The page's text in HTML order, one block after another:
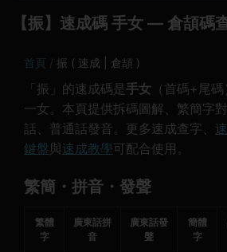
【振】速成碼 手女 — 倉頡碼
首頁 振 ( 速成 | 倉頡 )
「振」的速成碼是 手女 （首碼+尾
一女。本頁提供拆碼圖解、繁簡字
話、普通話發音。更多速成查字、
鍵盤與速成教學可配合使用。
繁簡・拼音・發聲
繁體
字
廣東話拼
音
廣東話發
聲
簡體
字